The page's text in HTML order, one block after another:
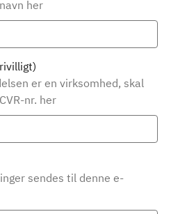
her
er en virksomhed, skal
nr. her
sendes til denne e-